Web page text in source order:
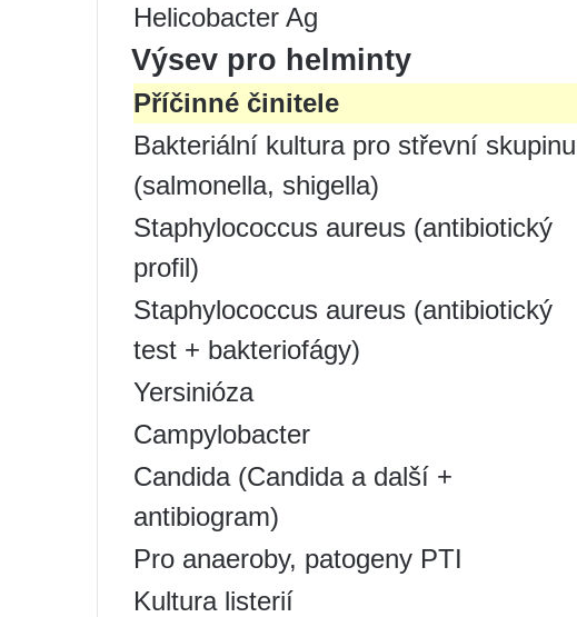
Helicobacter Ag
Výsev pro helminty
Příčinné činitele
Bakteriální kultura pro střevní skupinu
(salmonella, shigella)
Staphylococcus aureus (antibiotický
profil)
Staphylococcus aureus (antibiotický
test + bakteriofágy)
Yersinióza
Campylobacter
Candida (Candida a další +
antibiogram)
Pro anaeroby, patogeny PTI
Kultura listerií